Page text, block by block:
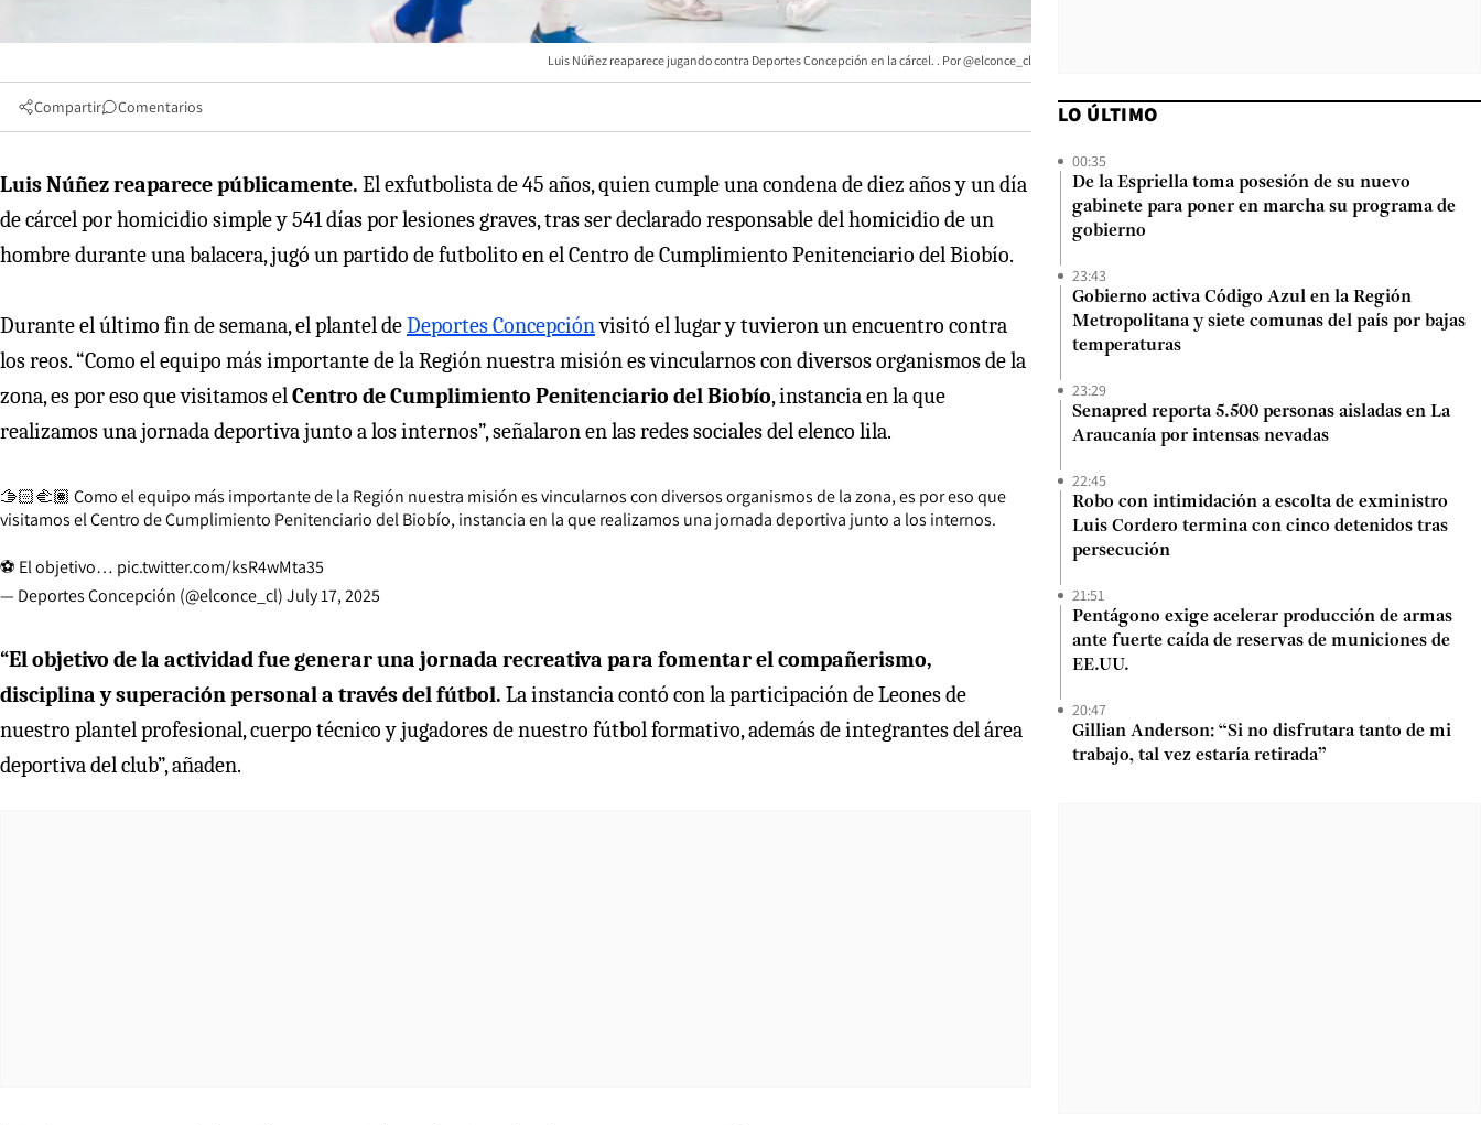
Luis Núñez reaparece jugando contra Deportes Concepción en la cárcel. . Por @elconce_cl
Compartir Comentarios
Luis Núñez reaparece públicamente. El exfutbolista de 45 años, quien cumple una condena de diez años y un día
de cárcel por homicidio simple y 541 días por lesiones graves, tras ser declarado responsable del homicidio de un
hombre durante una balacera, jugó un partido de futbolito en el Centro de Cumplimiento Penitenciario del Biobío.
Durante el último fin de semana, el plantel deDeportes Concepciónvisitó el lugar y tuvieron un encuentro contra
los reos. “Como el equipo más importante de la Región nuestra misión es vincularnos con diversos organismos de la
zona, es por eso que visitamos elCentro de Cumplimiento Penitenciario del Biobío, instancia en la que
realizamos una jornada deportiva junto a los internos”, señalaron en las redes sociales del elenco lila.
🫱🏻‍🫲🏽 Como el equipo más importante de la Región nuestra misión es vincularnos con diversos organismos de la zona, es por eso que
visitamos el Centro de Cumplimiento Penitenciario del Biobío, instancia en la que realizamos una jornada deportiva junto a los internos.
⚽️ El objetivo… pic.twitter.com/ksR4wMta35
— Deportes Concepción (@elconce_cl)July 17, 2025
“El objetivo de la actividad fue generar una jornada recreativa para fomentar el compañerismo,
disciplina y superación personal a través del fútbol. La instancia contó con la participación de Leones de
nuestro plantel profesional, cuerpo técnico y jugadores de nuestro fútbol formativo, además de integrantes del área
deportiva del club”, añaden.
LO ÚLTIMO
00:35
De la Espriella toma posesión de su nuevo
gabinete para poner en marcha su programa de
gobierno
23:43
Gobierno activa Código Azul en la Región
Metropolitana y siete comunas del país por bajas
temperaturas
23:29
Senapred reporta 5.500 personas aisladas en La
Araucanía por intensas nevadas
22:45
Robo con intimidación a escolta de exministro
Luis Cordero termina con cinco detenidos tras
persecución
21:51
Pentágono exige acelerar producción de armas
ante fuerte caída de reservas de municiones de
EE.UU.
20:47
Gillian Anderson: “Si no disfrutara tanto de mi
trabajo, tal vez estaría retirada”